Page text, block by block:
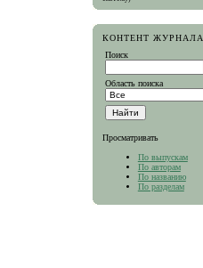
КОНТЕНТ ЖУРНАЛА
Поиск
Область поиска
Просматривать
По выпускам
По авторам
По названию
По разделам